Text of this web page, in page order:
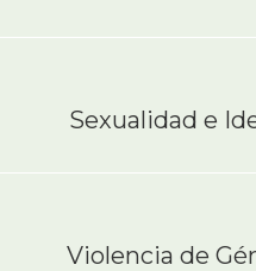
Sexualidad e
Violencia de